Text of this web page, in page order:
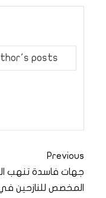
posts
Previous
جهات فاسدة تنهب
المخصص للنازحين